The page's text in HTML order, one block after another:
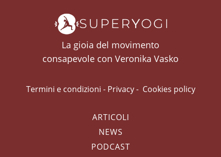
La gioia del movimento
consapevole con Veronika Vasko
Termini e condizioni - Privacy- Cookies policy
ARTICOLI
NEWS
PODCAST